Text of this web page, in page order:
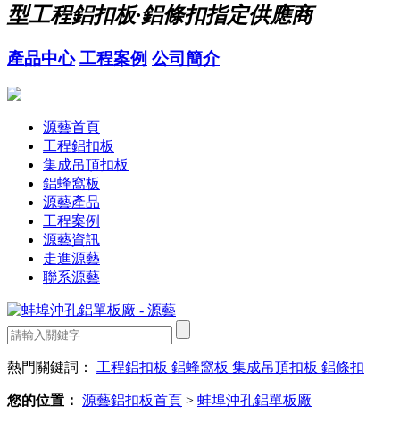
型工程鋁扣板·鋁條扣指定供應商
產品中心 工程案例 公司簡介
源藝首頁
工程鋁扣板
集成吊頂扣板
鋁蜂窩板
源藝產品
工程案例
源藝資訊
走進源藝
聯系源藝
熱門關鍵詞： 工程鋁扣板 鋁蜂窩板 集成吊頂扣板 鋁條扣
您的位置： 源藝鋁扣板首頁 > 蚌埠沖孔鋁單板廠